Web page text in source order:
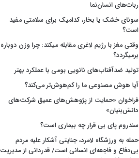
ربات‌های انسان‌نما
سونای خشک یا بخار، کدامیک برای سلامتی مفید
است؟
وقتی مغز با رژیم لاغری مقابله میکند: چرا وزن دوباره
برمیگردد؟
تولید ضدآفتاب‌های نانویی بومی با عملکرد بهتر
آیا هوش مصنوعی ما را کم‌هوش‌تر می‌کند؟
فراخوان «حمایت از پژوهش‌های عمیق شرکت‌های
دانش‌بنیان»
سندروم پای بی قرار چه بیماری است؟
حمله به ورزشگاه لامرد، جنایتی آشکار علیه مردم
بی‌دفاع و فاجعه‌ای انسانی است/ قدردانی از مدیریت